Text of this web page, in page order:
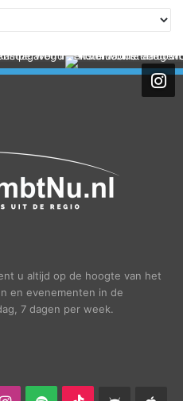
u altijd op de hoogte van het
en evenementen in de
7 dagen per week.